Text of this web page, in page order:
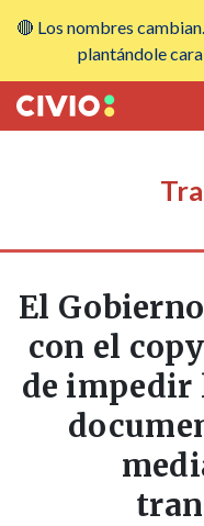
🔴 Los nombres
plantándole
El
con el
de impedir